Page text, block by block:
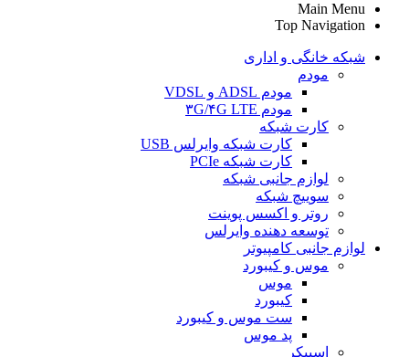
Main Menu
Top Navigation
شبکه خانگی و اداری
مودم
مودم ADSL و VDSL
مودم ۳G/۴G LTE
کارت شبکه
کارت شبکه وایرلس USB
کارت شبکه PCIe
لوازم جانبی شبکه
سوییچ شبکه
روتر و اکسس پوینت
توسعه دهنده وایرلس
لوازم جانبی کامپیوتر
موس و کیبورد
موس
کیبورد
ست موس و کیبورد
پد موس
اسپیکر